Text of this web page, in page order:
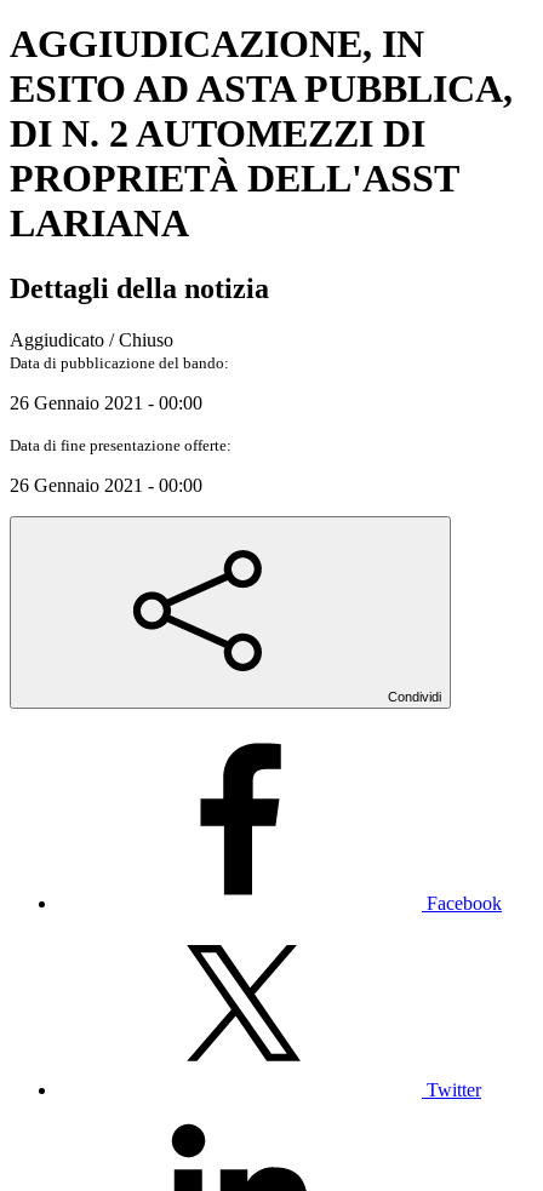
AGGIUDICAZIONE, IN
ESITO AD ASTA PUBBLICA,
DI N. 2 AUTOMEZZI DI
PROPRIETÀ DELL'ASST
LARIANA
Dettagli della notizia
Aggiudicato / Chiuso
Data di pubblicazione del bando:
26 Gennaio 2021 - 00:00
Data di fine presentazione offerte:
26 Gennaio 2021 - 00:00
Condividi
Facebook
Twitter